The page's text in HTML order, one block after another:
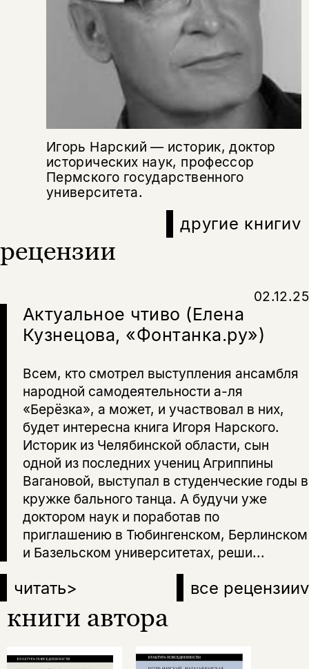
Игорь Нарский — историк, доктор
исторических наук, профессор
Пермского государственного
университета.
другие книгиv
рецензии
Актуальное чтиво (Елена
Кузнецова, «Фонтанка.ру»)
02.12.25
Всем, кто смотрел выступления ансамбля
народной самодеятельности а-ля
«Берёзка», а может, и участвовал в них,
будет интересна книга Игоря Нарского.
Историк из Челябинской области, сын
одной из последних учениц Агриппины
Вагановой, выступал в студенческие годы в
кружке бального танца. А будучи уже
доктором наук и поработав по
приглашению в Тюбингенском, Берлинском
и Базельском университетах, реши...
читать> все рецензииv
книги автора
Поделиться
Копировать
подписаться
да
нет, вернуться назад